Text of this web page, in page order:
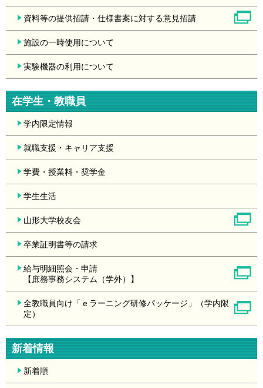
資料等の提供招請・仕様書案に対する意見招請
施設の一時使用について
実験機器の利用について
在学生・教職員
学内限定情報
就職支援・キャリア支援
学費・授業料・奨学金
学生生活
山形大学校友会
卒業証明書等の請求
給与明細照会・申請
【庶務事務システム（学外）】
全教職員向け「ｅラーニング研修パッケージ」（学内限
定）
新着情報
新着順